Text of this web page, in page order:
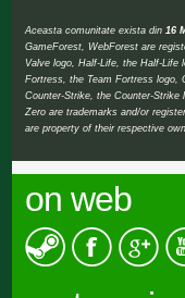
Aceasta comunitate exista din 16
GameForest, WebForest are
Valve logo, Half-Life, the Half-Life
Fortress, the Team Fortress logo,
Counter-Strike, the Counter-Strike
Zero are trademarks and/or
are property of their respective
on web